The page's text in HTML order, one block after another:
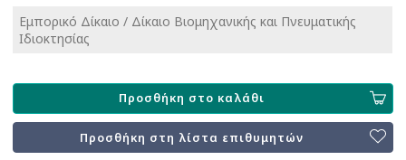
Εμπορικό Δίκαιο / Δίκαιο Βιομηχανικής και Πνευματικής
Ιδιοκτησίας
Προσθήκη στο καλάθι
Προσθήκη στη λίστα επιθυμητών